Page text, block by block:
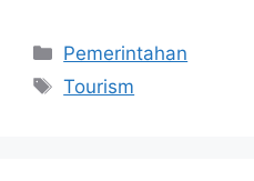
Kategori
Pemerintahan
Tag
Tourism